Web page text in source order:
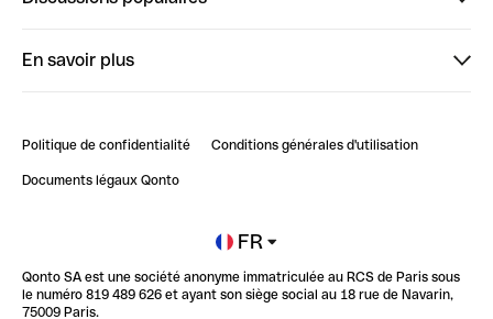
ClubQonto
Impact de l'IA sur les carrières/productivité
En savoir plus
Blog
Newsroom
Glossaire finance
Politique de confidentialité Conditions générales d'utilisation
Documents légaux Qonto
FR
Qonto SA est une société anonyme immatriculée au RCS de Paris sous
le numéro 819 489 626 et ayant son siège social au 18 rue de Navarin,
75009 Paris.